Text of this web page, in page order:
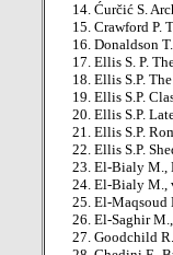
Ćurčić S.
Crawford P.
Donaldson
Ellis S. P.
Ellis S.P.
Ellis S.P.
Ellis S.P.
Ellis S.P.
Ellis S.P.
El-Bialy M.,
El-Bialy M.,
El-Maqsoud
El-Saghir
Goodchild